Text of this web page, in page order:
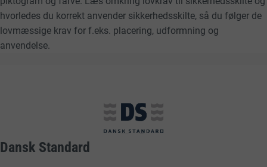
hvorledes du korrekt anvender sikkerhedsskilte, så du følger de
lovmæssige krav for f.eks. placering, udformning og
anvendelse.
Dansk Standard